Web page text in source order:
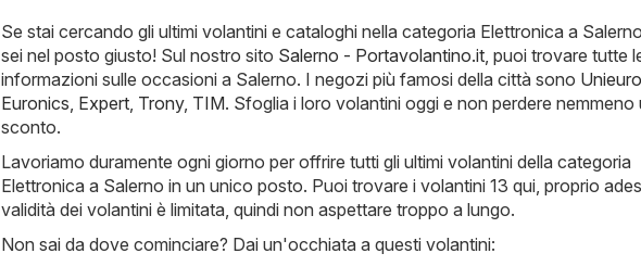
Se stai cercando gli ultimi volantini e cataloghi nella categoria Elettronica a
sei nel posto giusto! Sul nostro sito Salerno - Portavolantino.it , puoi trovare tutte
informazioni sulle occasioni a Salerno. I negozi più famosi della città sono Unieuro
Euronics Expert Trony, TIM. Sfoglia i loro volantini oggi e non perdere nemmeno
sconto.
Lavoriamo duramente ogni giorno per offrire tutti gli ultimi volantini della categoria
Elettronica a Salerno in un unico posto. Puoi trovare i volantini 13 qui, proprio
validità dei volantini è limitata, quindi non aspettare troppo a lungo.
Non sai da dove cominciare? Dai un'occhiata a questi volantini: